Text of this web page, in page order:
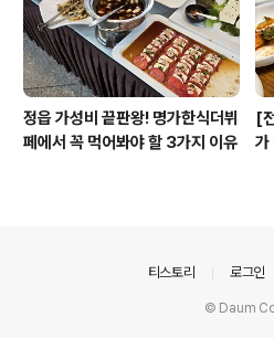
정읍 가성비 끝판왕! 명가한식더뷔
페에서 꼭 먹어봐야 할 3가지 이유
[
가
티스토리 로그인
© Daum